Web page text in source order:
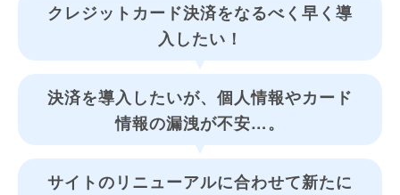
クレジットカード決済をなるべく早く導
入したい！
決済を導入したいが、個人情報やカード
情報の漏洩が不安…。
サイトのリニューアルに合わせて新たに